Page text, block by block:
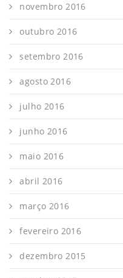
novembro 2016
outubro 2016
setembro 2016
agosto 2016
julho 2016
junho 2016
maio 2016
abril 2016
março 2016
fevereiro 2016
dezembro 2015